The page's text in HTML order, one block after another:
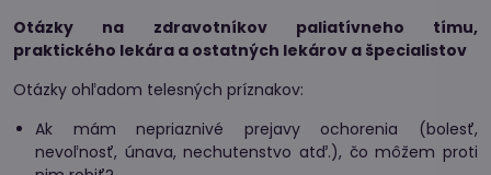
Otázky na zdravotníkov paliatívneho tímu,
praktického lekára a ostatných lekárov a špecialistov
Otázky ohľadom telesných príznakov:
Ak mám nepriaznivé prejavy ochorenia (bolesť,
nevoľnosť, únava, nechutenstvo atď.), čo môžem proti